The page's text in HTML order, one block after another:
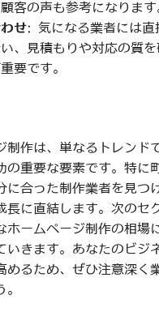
客の声も参考になります
せ: 気になる業者には直
、見積もりや対応の質
要です。
制作は、単なるトレンド
の重要な要素です。特に
に合った制作業者を見つ
長に直結します。次のセ
ホームページ制作の相場
いきます。あなたのビジ
めるため、ぜひ注意深く